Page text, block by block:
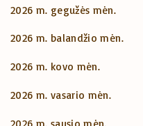
2026 m. gegužės mėn.
2026 m. balandžio mėn.
2026 m. kovo mėn.
2026 m. vasario mėn.